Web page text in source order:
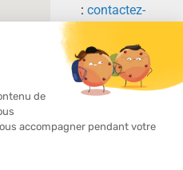
: contactez-
toutes les
prestations,
votre référente
Catherine GE